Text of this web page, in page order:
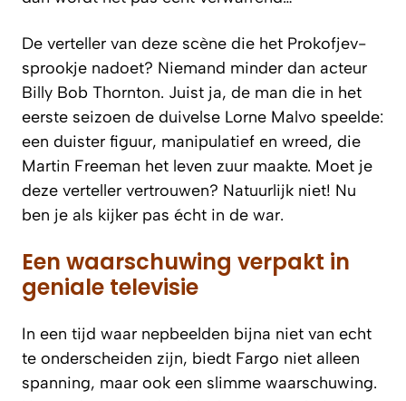
De verteller van deze scène die het Prokofjev-
sprookje nadoet? Niemand minder dan acteur
Billy Bob Thornton. Juist ja, de man die in het
eerste seizoen de duivelse Lorne Malvo speelde:
een duister figuur, manipulatief en wreed, die
Martin Freeman het leven zuur maakte. Moet je
deze verteller vertrouwen? Natuurlijk niet! Nu
ben je als kijker pas écht in de war.
Een waarschuwing verpakt in
geniale televisie
In een tijd waar nepbeelden bijna niet van echt
te onderscheiden zijn, biedt Fargo niet alleen
spanning, maar ook een slimme waarschuwing.